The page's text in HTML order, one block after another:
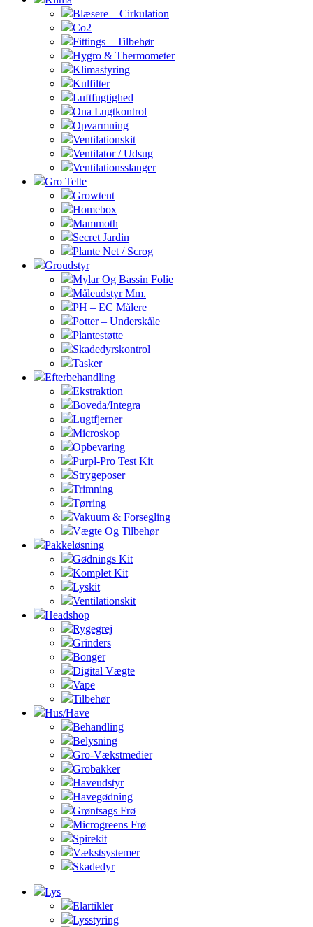
Blæsere – Cirkulation
Co2
Fittings – Tilbehør
Hygro & Thermometer
Klimastyring
Kulfilter
Luftfugtighed
Ona Lugtkontrol
Opvarmning
Ventilationskit
Ventilator / Udsug
Ventilationsslanger
Gro Telte
Growtent
Homebox
Mammoth
Secret Jardin
Plante Net / Scrog
Groudstyr
Mylar Og Bassin Folie
Måleudstyr Mm.
PH – EC Målere
Potter – Underskåle
Plantestøtte
Skadedyrskontrol
Tasker
Efterbehandling
Ekstraktion
Boveda/Integra
Lugtfjerner
Microskop
Opbevaring
Purpl-Pro Test Kit
Strygeposer
Trimning
Tørring
Vakuum & Forsegling
Vægte Og Tilbehør
Pakkeløsning
Gødnings Kit
Komplet Kit
Lyskit
Ventilationskit
Headshop
Rygegrej
Grinders
Bonger
Digital Vægte
Vape
Tilbehør
Hus/Have
Behandling
Belysning
Gro-Vækstmedier
Grobakker
Haveudstyr
Havegødning
Grøntsags Frø
Microgreens Frø
Spirekit
Vækstsystemer
Skadedyr
Lys
Elartikler
Lysstyring